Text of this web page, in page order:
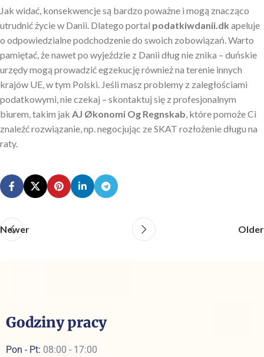
Jak widać, konsekwencje są bardzo poważne i mogą znacząco
utrudnić życie w Danii. Dlatego portal podatkiwdanii.dk apeluje
o odpowiedzialne podchodzenie do swoich zobowiązań. Warto
pamiętać, że nawet po wyjeździe z Danii dług nie znika – duńskie
urzędy mogą prowadzić egzekucję również na terenie innych
krajów UE, w tym Polski. Jeśli masz problemy z zaległościami
podatkowymi, nie czekaj – skontaktuj się z profesjonalnym
biurem, takim jak AJ Økonomi Og Regnskab, które pomoże Ci
znaleźć rozwiązanie, np. negocjując ze SKAT rozłożenie długu na
raty.
Newer Older
Godziny pracy
Pon - Pt: 08:00 - 17:00